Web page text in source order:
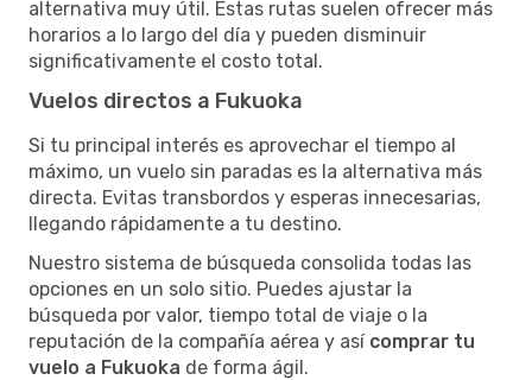
alternativa muy útil. Estas rutas suelen ofrecer más
horarios a lo largo del día y pueden disminuir
significativamente el costo total.
Vuelos directos a Fukuoka
Si tu principal interés es aprovechar el tiempo al
máximo, un vuelo sin paradas es la alternativa más
directa. Evitas transbordos y esperas innecesarias,
llegando rápidamente a tu destino.
Nuestro sistema de búsqueda consolida todas las
opciones en un solo sitio. Puedes ajustar la
búsqueda por valor, tiempo total de viaje o la
reputación de la compañía aérea y así comprar tu
vuelo a Fukuoka de forma ágil.